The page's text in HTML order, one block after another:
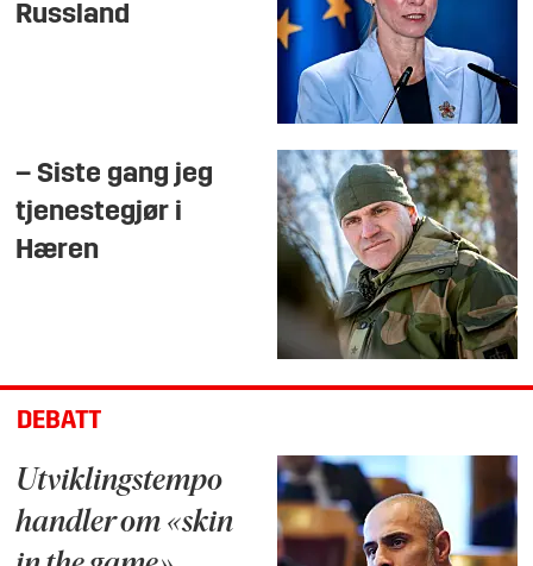
Russland
– Siste gang jeg
tjenestegjør i
Hæren
DEBATT
Utviklingstempo
handler om «skin